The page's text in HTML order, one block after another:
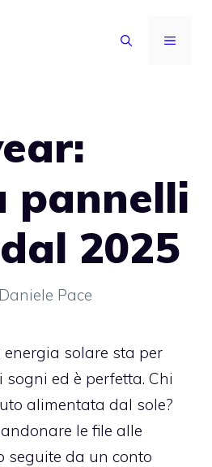
MENU
pannelli
2025
Daniele Pace
energia solare sta per
ed è perfetta. Chi
alimentata dal sole?
le file alle
seguite da un conto